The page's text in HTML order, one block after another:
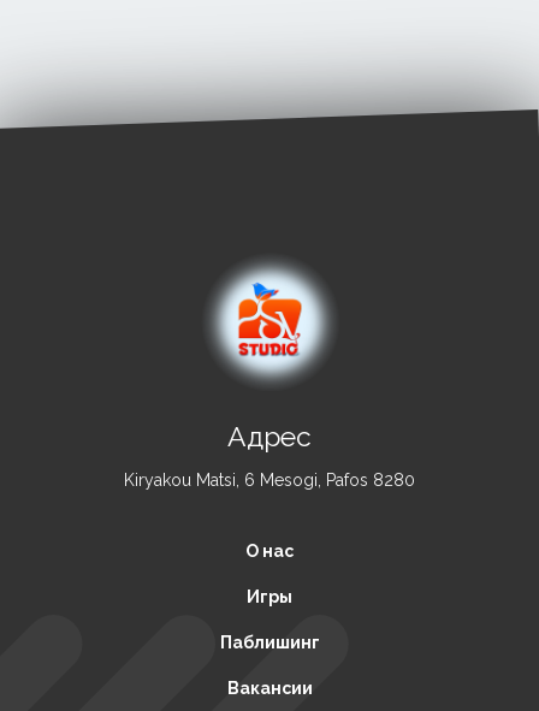
Адрес
Kiryakou Matsi, 6 Mesogi, Pafos 8280
О нас
Игры
Паблишинг
Вакансии